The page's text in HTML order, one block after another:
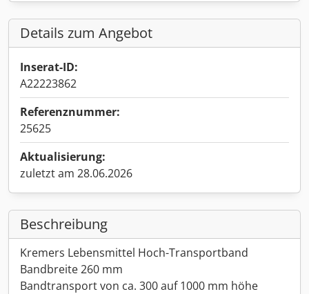
Details zum Angebot
Inserat-ID:
A22223862
Referenznummer:
25625
Aktualisierung:
zuletzt am 28.06.2026
Beschreibung
Kremers Lebensmittel Hoch-Transportband
Bandbreite 260 mm
Bandtransport von ca. 300 auf 1000 mm höhe